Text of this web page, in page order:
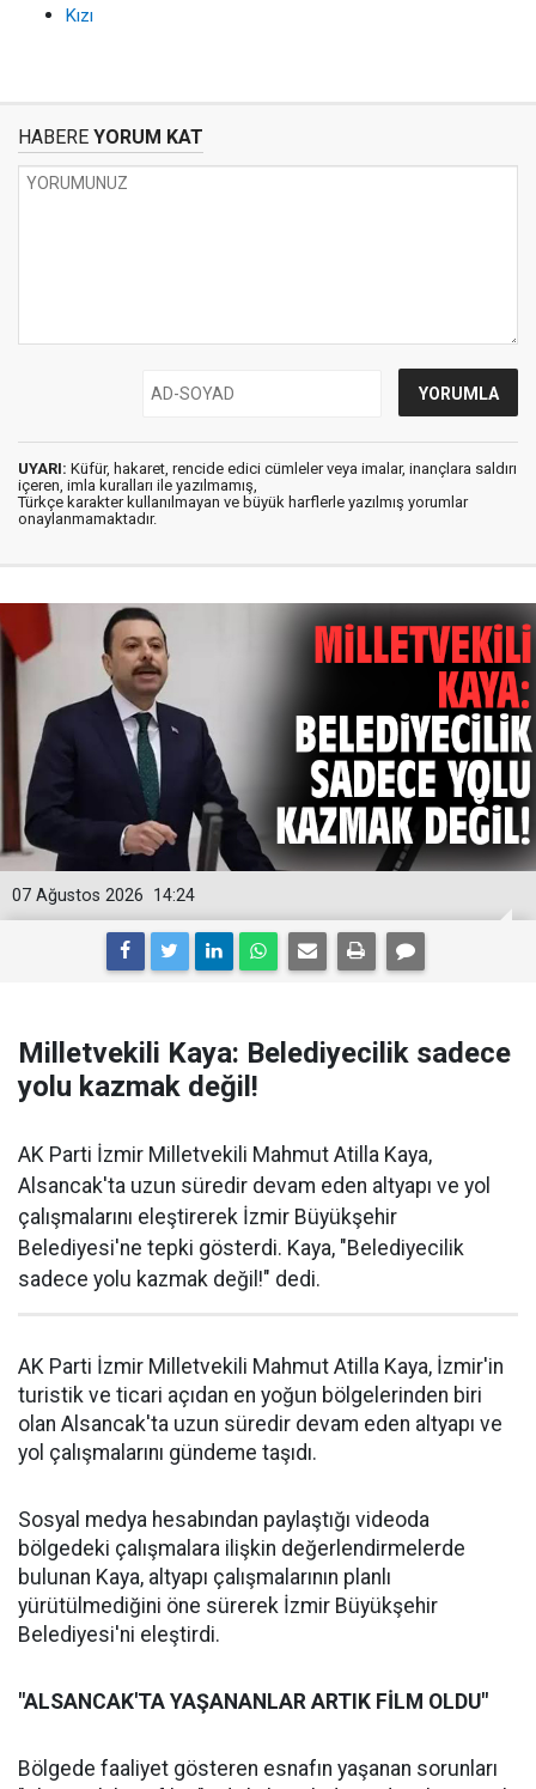
Kızı
HABERE YORUM KAT
UYARI: Küfür, hakaret, rencide edici cümleler veya imalar, inançlara saldırı
içeren, imla kuralları ile yazılmamış,
Türkçe karakter kullanılmayan ve büyük harflerle yazılmış yorumlar
onaylanmamaktadır.
14:24
07 Ağustos 2026
Milletvekili Kaya: Belediyecilik sadece
yolu kazmak değil!
AK Parti İzmir Milletvekili Mahmut Atilla Kaya,
Alsancak'ta uzun süredir devam eden altyapı ve yol
çalışmalarını eleştirerek İzmir Büyükşehir
Belediyesi'ne tepki gösterdi. Kaya, "Belediyecilik
sadece yolu kazmak değil!" dedi.
AK Parti İzmir Milletvekili Mahmut Atilla Kaya, İzmir'in
turistik ve ticari açıdan en yoğun bölgelerinden biri
olan Alsancak'ta uzun süredir devam eden altyapı ve
yol çalışmalarını gündeme taşıdı.
Sosyal medya hesabından paylaştığı videoda
bölgedeki çalışmalara ilişkin değerlendirmelerde
bulunan Kaya, altyapı çalışmalarının planlı
yürütülmediğini öne sürerek İzmir Büyükşehir
Belediyesi'ni eleştirdi.
"ALSANCAK'TA YAŞANANLAR ARTIK FİLM OLDU"
Bölgede faaliyet gösteren esnafın yaşanan sorunları